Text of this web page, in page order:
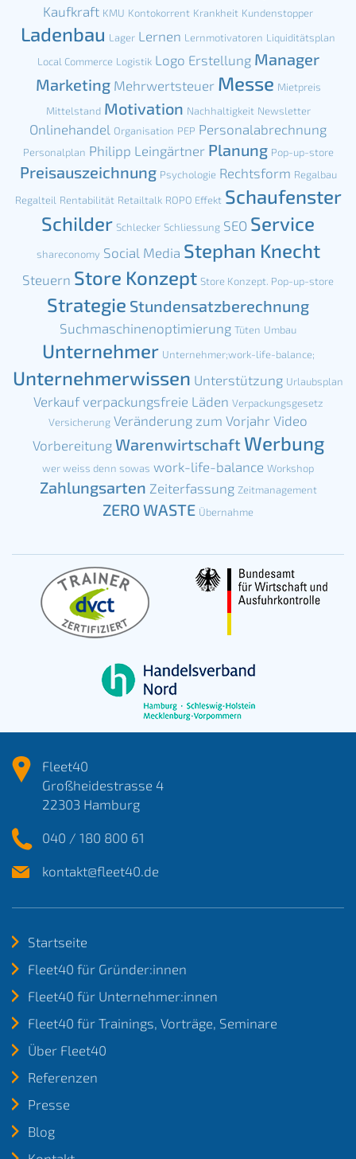
Kaufkraft KMU Kontokorrent Krankheit Kundenstopper
Ladenbau Lager Lernen Lernmotivatoren Liquiditätsplan
Local Commerce Logistik Logo Erstellung Manager
Marketing Mehrwertsteuer Messe Mietpreis
Mittelstand Motivation Nachhaltigkeit Newsletter
Onlinehandel Organisation PEP Personalabrechnung
Personalplan Philipp Leingärtner Planung Pop-up-store
Preisauszeichnung Psychologie Rechtsform Regalbau
Regalteil Rentabilität Retailtalk ROPO Effekt Schaufenster
Schilder Schlecker Schliessung SEO Service
shareconomy Social Media Stephan Knecht
Steuern Store Konzept Store Konzept. Pop-up-store
Strategie Stundensatzberechnung
Suchmaschinenoptimierung Tüten Umbau
Unternehmer Unternehmer;work-life-balance;
Unternehmerwissen Unterstützung Urlaubsplan
Verkauf verpackungsfreie Läden Verpackungsgesetz
Versicherung Veränderung zum Vorjahr Video
Vorbereitung WarenwirtschaftWerbung
wer weiss denn sowas work-life-balance Workshop
Zahlungsarten Zeiterfassung Zeitmanagement
ZERO WASTE Übernahme
Fleet40
Großheidestrasse 4
22303 Hamburg
040 / 180 800 61
kontakt@fleet40.de
Startseite
Fleet40 für Gründer:innen
Fleet40 für Unternehmer:innen
Fleet40 für Trainings, Vorträge, Seminare
Über Fleet40
Referenzen
Presse
Blog